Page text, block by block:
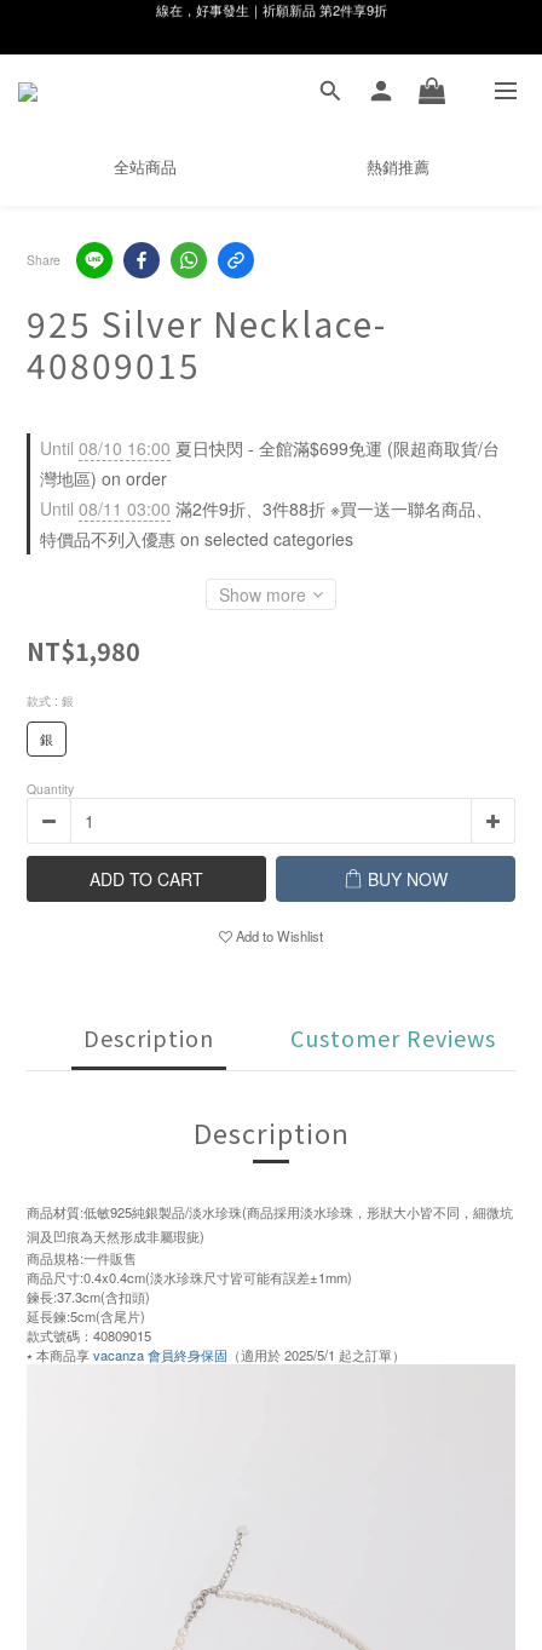
8月月初限定｜指定分類滿件88折！
全站商品 熱銷推薦
Share
925 Silver Necklace-
40809015
Until 08/10 16:00 夏日快閃 - 全館滿$699免運 (限超商取貨/台
灣地區) on order
Until 08/11 03:00 滿2件9折、3件88折 ※買一送一聯名商品、
特價品不列入優惠 on selected categories
Show more
NT$1,980
款式 : 銀
銀
Quantity
ADD TO CART BUY NOW
Add to Wishlist
Description Customer Reviews
Description
商品材質:低敏925純銀製品/淡水珍珠(商品採用淡水珍珠，形狀大小皆不同，細微坑
洞及凹痕為天然形成非屬瑕疵)
商品規格:一件販售
商品尺寸:0.4x0.4cm(淡水珍珠尺寸皆可能有誤差±1mm)
鍊長:37.3cm(含扣頭)
延長鍊:5cm(含尾片)
款式號碼：40809015
⭑ 本商品享vacanza 會員終身保固 （適用於 2025/5/1 起之訂單）